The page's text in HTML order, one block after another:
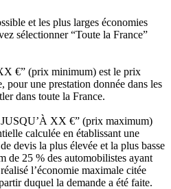
et les plus larges économies
sélectionner “Toute la France”
€” (prix minimum) est le prix
pour une prestation donnée dans les
dans toute la France.
XX €” (prix maximum)
calculée en établissant une
devis la plus élevée et la plus basse
de 25 % des automobilistes ayant
l’économie maximale citée
duquel la demande a été faite.